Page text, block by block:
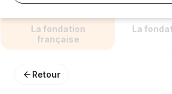
La fondation
française
La
Retour